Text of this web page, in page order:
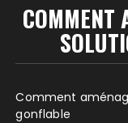
COMMENT
Comment
gonflable